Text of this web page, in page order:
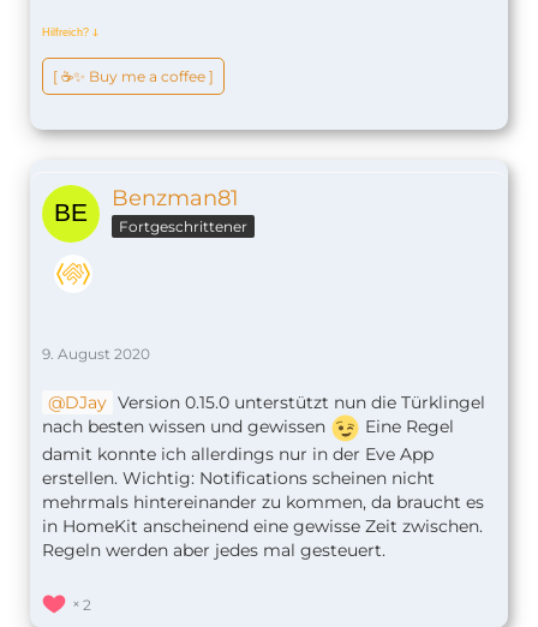
Hilfreich? ↆ
[ ☕️✨ Buy me a coffee ]
Benzman81
Fortgeschrittener
9. August 2020
DJay Version 0.15.0 unterstützt nun die Türklingel
nach besten wissen und gewissen
Eine Regel
damit konnte ich allerdings nur in der Eve App
erstellen. Wichtig: Notifications scheinen nicht
mehrmals hintereinander zu kommen, da braucht es
in HomeKit anscheinend eine gewisse Zeit zwischen.
Regeln werden aber jedes mal gesteuert.
2